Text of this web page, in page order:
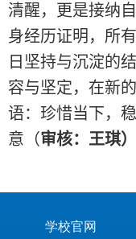
清醒，更是接纳
身经历证明，所
日坚持与沉淀的
容与坚定，在新
语：珍惜当下，
意（审核：王琪）
学校官网